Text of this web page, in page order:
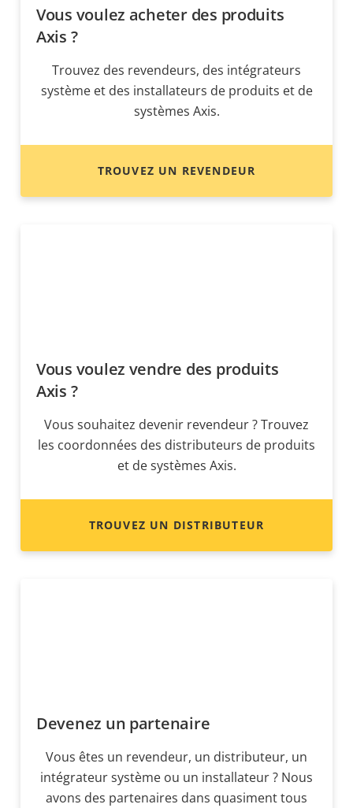
Vous voulez acheter des produits
Axis ?
Trouvez des revendeurs, des intégrateurs
système et des installateurs de produits et de
systèmes Axis.
TROUVEZ UN REVENDEUR
Vous voulez vendre des produits
Axis ?
Vous souhaitez devenir revendeur ? Trouvez
les coordonnées des distributeurs de produits
et de systèmes Axis.
TROUVEZ UN DISTRIBUTEUR
Devenez un partenaire
Vous êtes un revendeur, un distributeur, un
intégrateur système ou un installateur ? Nous
avons des partenaires dans quasiment tous